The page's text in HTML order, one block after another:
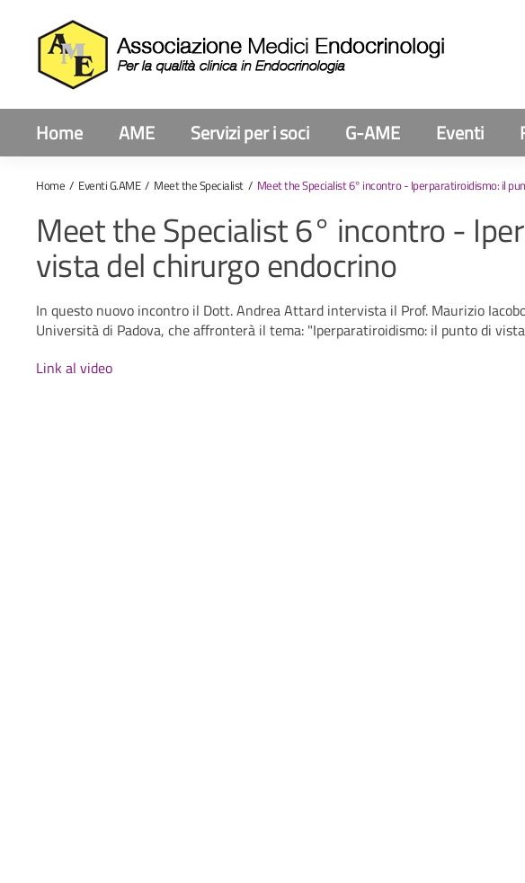
Home AME Servizi per i soci G-AME Eventi
Home Eventi G.AME Meet the Specialist Meet the Specialist 6° incontro - Iperparatiroidismo: il
Meet the Specialist 6° incontro -
vista del chirurgo endocrino
In questo nuovo incontro il Dott. Andrea Attard intervista il Prof. Maurizio
Università di Padova, che affronterà il tema: "Iperparatiroidismo: il punto di
Link al video